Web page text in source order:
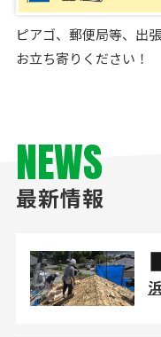
ピアゴ、郵便局等、出
お立ち寄りください！
NEWS
最新情報